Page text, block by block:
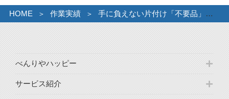
HOME 作業実績 手に負えない片付け「不要品」を一掃。
べんりやハッピー
サービス紹介